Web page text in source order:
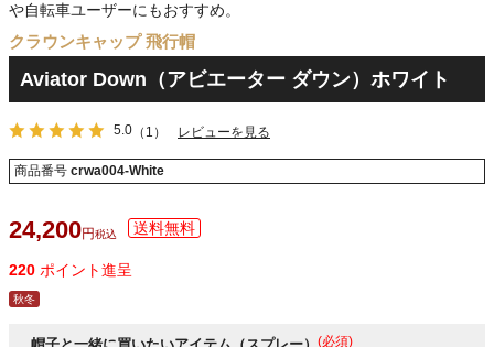
や自転車ユーザーにもおすすめ。
クラウンキャップ 飛行帽
Aviator Down（アビエーター ダウン）ホワイト
5.0 （1） レビューを見る
商品番号 crwa004-White
24,200 税込
220 ポイント進呈
秋冬
(必須)